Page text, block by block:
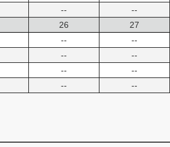
--
--
26
--
--
--
--
27
--
--
--
--